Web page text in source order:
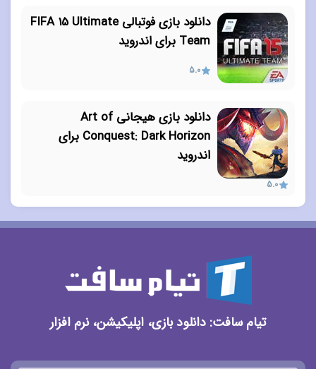
دانلود بازی فوتبالی FIFA 15 Ultimate
Team برای اندروید
5.0
دانلود بازی هیجانی Art of
Conquest: Dark Horizon برای
اندروید
5.0
تیام سافت: دانلود بازی، اپلیکیشن، نرم افزار